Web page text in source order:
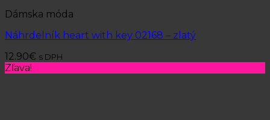
Dámska móda
Náhrdelník heart with key 02168 – zlatý
12.90€ s DPH
Zľava!